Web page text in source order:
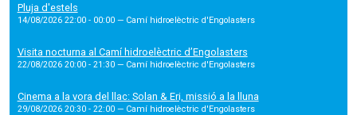
Pluja d'estels
14/08/2026 22:00 - 00:00 — Camí hidroelèctric d'Engolasters
Visita nocturna al Camí hidroelèctric d’Engolasters
22/08/2026 20:00 - 21:30 — Camí hidroelèctric d'Engolasters
Cinema a la vora del llac: Solan & Eri, missió a la lluna
29/08/2026 20:30 - 22:00 — Camí hidroelèctric d'Engolasters